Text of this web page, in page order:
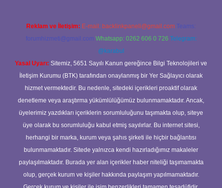
Reklam ve İletişim: E-mail: backlinkpaneli@gmail.com Teams:
forumhizmeti@gmail.com Whatsapp: 0262 606 0 726 Telegram:
@karabul
Yasal Uyarı: Sitemiz, 5651 Sayılı Kanun gereğince Bilgi Teknolojileri ve
İletişim Kurumu (BTK) tarafından onaylanmış bir Yer Sağlayıcı olarak
hizmet vermektedir. Bu nedenle, sitedeki içerikleri proaktif olarak
denetleme veya araştırma yükümlülüğümüz bulunmamaktadır. Ancak,
üyelerimiz yazdıkları içeriklerin sorumluluğunu taşımakta olup, siteye
üye olarak bu sorumluluğu kabul etmiş sayılırlar. Bu internet sitesi,
herhangi bir marka, kurum veya şahıs şirketi ile hiçbir bağlantısı
bulunmamaktadır. Sitede yalnızca kendi hazırladığımız makaleler
paylaşılmaktadır. Burada yer alan içerikler haber niteliği taşımamakta
olup, gerçek kurum ve kişiler hakkında paylaşım yapılmamaktadır.